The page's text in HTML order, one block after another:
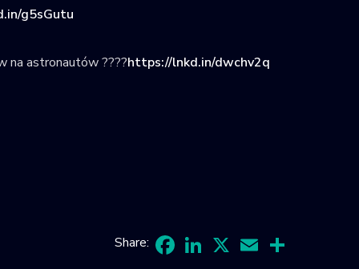
g5sGutu
na astronautów ????https://lnkd.in/dwchv2q
Share: